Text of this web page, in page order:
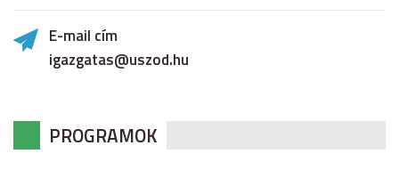
E-mail cím
igazgatas@uszod.hu
PROGRAMOK